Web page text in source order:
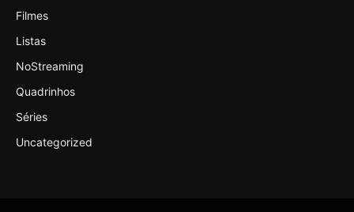
Filmes
Listas
NoStreaming
Quadrinhos
Séries
Uncategorized